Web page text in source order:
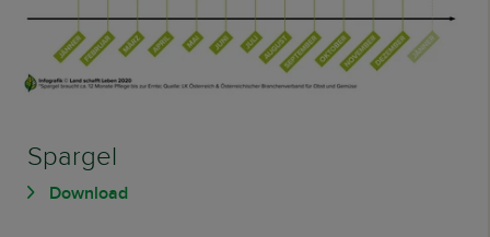
Spargel
Download